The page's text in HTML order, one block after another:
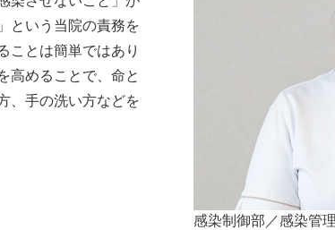
感染制御部／感染管
という当院の責務を
ことは簡単ではあり
高めることで、命と
、手の洗い方などを